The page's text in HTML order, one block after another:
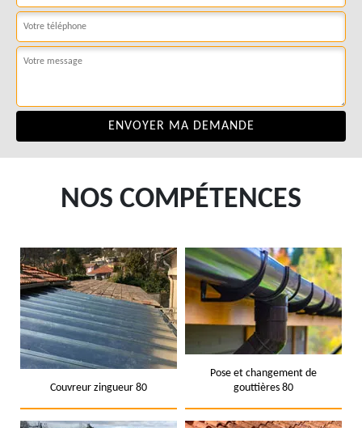
NOS COMPÉTENCES
Couvreur zingueur 80
Pose et changement de
gouttières 80